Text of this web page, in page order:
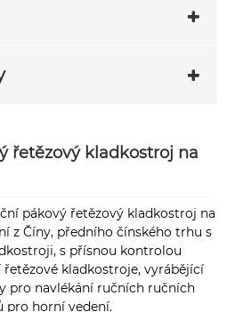
řetězový kladkostroj na
pákový řetězový kladkostroj na
z Číny, předního čínského trhu s
s přísnou kontrolou
kladkostroje, vyrábějící
pro navlékání ručních ručních
pro horní vedení.